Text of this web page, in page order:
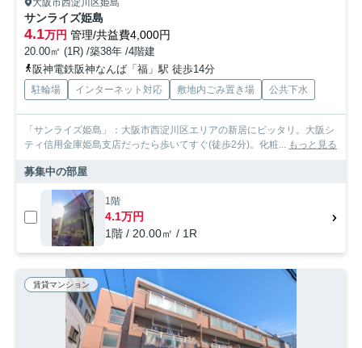
サンライズ姫島
4.1万円 管理/共益費4,000円
20.00㎡ (1R) /築38年 /4階建
阪神電鉄阪神なんば「福」駅 徒歩14分
駐輪場 インターネット対応 敷地内ごみ置き場 公共下水
「サンライズ姫島」：大阪市西淀川区エリアの新居にピッタリ。大阪シ
ティ信用金庫姫島支店だったら歩いてすぐ(徒歩2分)。化粧...
もっと見る
募集中の部屋
1階
4.1万円
1階 / 20.00㎡ / 1R
賃貸マンション